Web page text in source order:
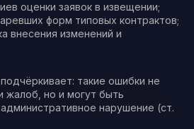
оценки заявок в извещении;
форм типовых контрактов;
внесения изменений и
такие ошибки не
жалоб, но и могут быть
нарушение (ст.